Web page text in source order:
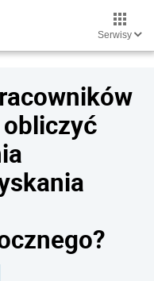
Serwisy